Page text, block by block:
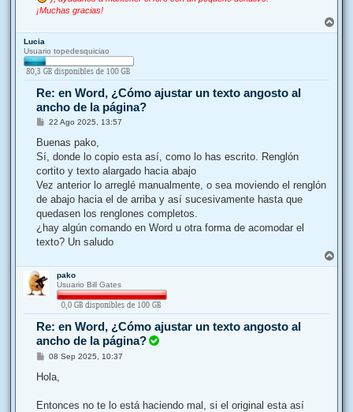
¡Muchas gracias!
r
Lucia
Usuario topedesquiciao
Re: en Word, ¿Cómo ajustar un texto angosto al
ancho de la página?
M
n
a
j
22 Ago 2025, 13:57
Buenas pako,
Sí, donde lo copio esta así, como lo has escrito. Renglón
cortito y texto alargado hacia abajo
Vez anterior lo arreglé manualmente, o sea moviendo el renglón
de abajo hacia el de arriba y así sucesivamente hasta que
quedasen los renglones completos.
¿hay algún comando en Word u otra forma de acomodar el
texto? Un saludo
r
pako
Usuario Bill Gates
Re: en Word, ¿Cómo ajustar un texto angosto al
ancho de la página?
M
n
j
08 Sep 2025, 10:37
Hola,
Entonces no te lo está haciendo mal, si el original esta así